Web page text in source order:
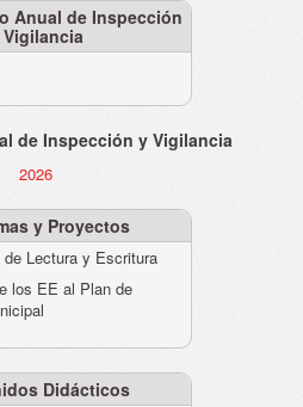
Anual de Inspección
de Inspección y Vigilancia
2026
y Proyectos
de Lectura y Escritura
los EE al Plan de
Didácticos